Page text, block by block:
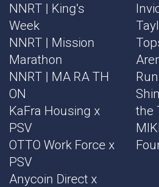
NNRT | King's
Week
NNRT | Mission
Marathon
NNRT | MA RA TH
ON
KaFra Housing x
PSV
OTTO Work Force x
PSV
Anycoin Direct x
the